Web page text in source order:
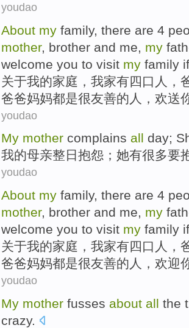
youdao
About my family, there are 4
mother, brother and me my
welcome you to visit my family if
关于我的家庭 ， 我家有四口 人 ，
爸爸妈妈都是很友善的人， 欢送
youdao
My mother complains all day;
我的母亲整日 抱怨 ； 她有很多要
youdao
About my family, there are 4
mother, brother and me, my
welcome you to visit my family if
关于我的家庭 ， 我家有四口 人 ，
爸爸妈妈都是很友善的人， 欢迎
youdao
My mother fusses about all the
crazy.